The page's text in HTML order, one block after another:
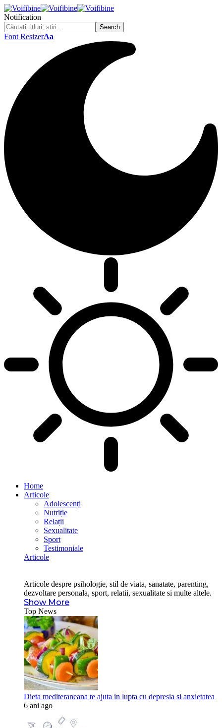
Notification
Font ResizerAa
Home
Articole
Adolescenți
Nutriție
Relații
Sexualitate
Sport
Testimoniale
Articole
Articole despre psihologie, stil de viata, sanatate, parenting,
dezvoltare personala, sport, relatii, sexualitate si multe altele.
Show More
Top News
Dieta mediteraneana te ajuta in lupta cu depresia si anxietatea
6 ani ago